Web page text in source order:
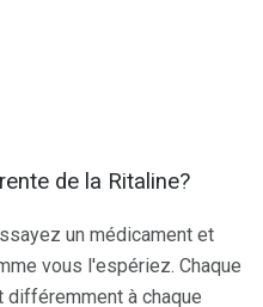
de la Ritaline?
un médicament et
vous l'espériez. Chaque
différemment à chaque